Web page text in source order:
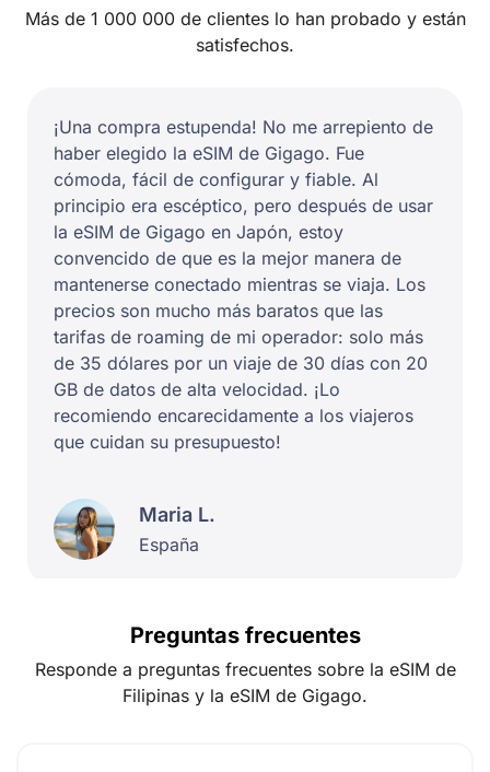
Más de 1 000 000 de clientes lo han probado y están
satisfechos.
¡Una compra estupenda! No me arrepiento de
haber elegido la eSIM de Gigago. Fue
cómoda, fácil de configurar y fiable. Al
principio era escéptico, pero después de usar
la eSIM de Gigago en Japón, estoy
convencido de que es la mejor manera de
mantenerse conectado mientras se viaja. Los
precios son mucho más baratos que las
tarifas de roaming de mi operador: solo más
de 35 dólares por un viaje de 30 días con 20
GB de datos de alta velocidad. ¡Lo
recomiendo encarecidamente a los viajeros
que cuidan su presupuesto!
Maria L.
España
Preguntas frecuentes
Responde a preguntas frecuentes sobre la eSIM de
Filipinas y la eSIM de Gigago.